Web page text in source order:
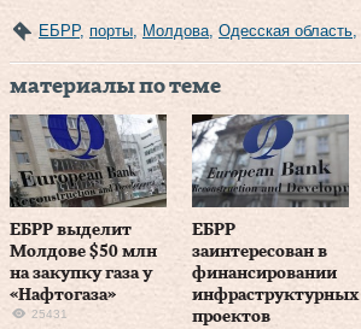
ЕБРР, порты Молдова Одесская область
материалы по теме
ЕБРР выделит
Молдове $50 млн
на закупку газа у
«Нафтогаза»
25431
ЕБРР
заинтересован в
финансировании
инфраструктурных
проектов